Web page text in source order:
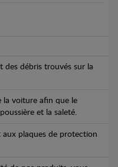
des débris trouvés sur la
la voiture afin que le
et la saleté.
plaques de protection